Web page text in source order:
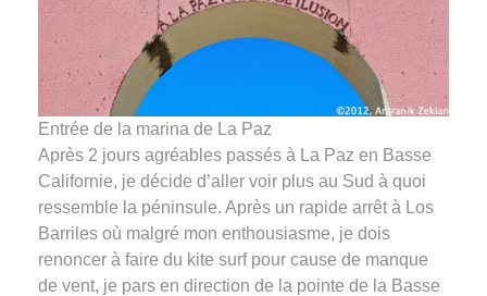
Entrée de la marina de La Paz
Après 2 jours agréables passés à La Paz en Basse
Californie, je décide d’aller voir plus au Sud à quoi
ressemble la péninsule. Après un rapide arrêt à Los
Barriles où malgré mon enthousiasme, je dois
renoncer à faire du kite surf pour cause de manque
de vent, je pars en direction de la pointe de la Basse